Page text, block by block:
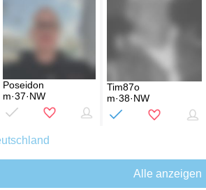
Poseidon
m·37·NW
Tim87o
m·38·NW
Alle anzeigen